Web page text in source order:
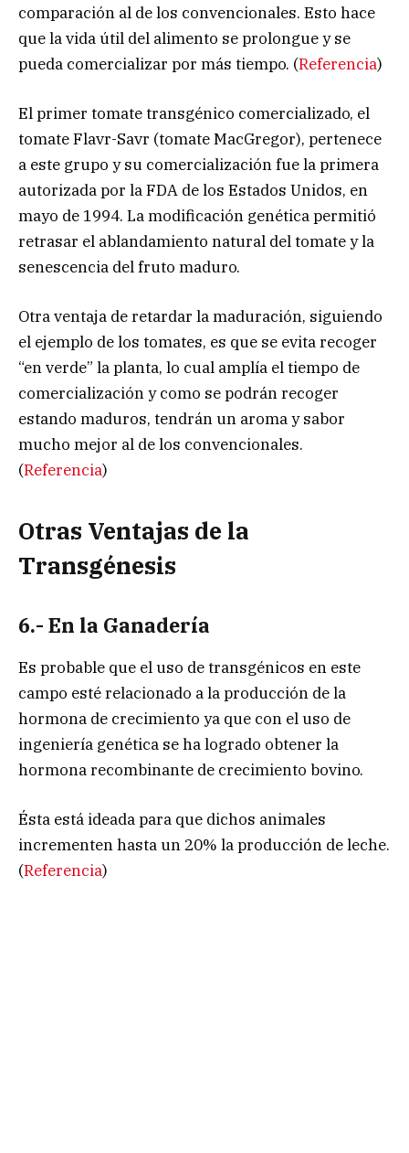
comparación al de los convencionales. Esto hace
que la vida útil del alimento se prolongue y se
pueda comercializar por más tiempo. (Referencia)
El primer tomate transgénico comercializado, el
tomate Flavr-Savr (tomate MacGregor), pertenece
a este grupo y su comercialización fue la primera
autorizada por la FDA de los Estados Unidos, en
mayo de 1994. La modificación genética permitió
retrasar el ablandamiento natural del tomate y la
senescencia del fruto maduro.
Otra ventaja de retardar la maduración, siguiendo
el ejemplo de los tomates, es que se evita recoger
“en verde” la planta, lo cual amplía el tiempo de
comercialización y como se podrán recoger
estando maduros, tendrán un aroma y sabor
mucho mejor al de los convencionales.
(Referencia)
Otras Ventajas de la
Transgénesis
6.- En la Ganadería
Es probable que el uso de transgénicos en este
campo esté relacionado a la producción de la
hormona de crecimiento ya que con el uso de
ingeniería genética se ha logrado obtener la
hormona recombinante de crecimiento bovino.
Ésta está ideada para que dichos animales
incrementen hasta un 20% la producción de leche.
(Referencia)